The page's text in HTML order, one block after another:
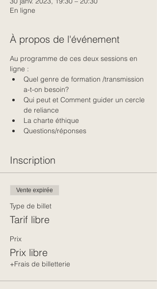
En ligne
À propos de l'événement
Au programme de ces deux sessions en
ligne :
Quel genre de formation /transmission
a-t-on besoin?
Qui peut et Comment guider un cercle
de reliance
La charte éthique
Questions/réponses
Inscription
Vente expirée
Type de billet
Tarif libre
Prix
Prix libre
+Frais de billetterie